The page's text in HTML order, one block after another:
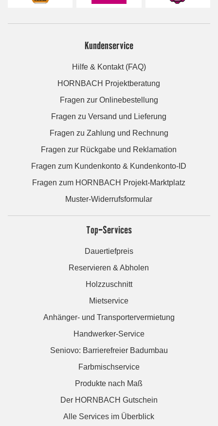
Kundenservice
Hilfe & Kontakt (FAQ)
HORNBACH Projektberatung
Fragen zur Onlinebestellung
Fragen zu Versand und Lieferung
Fragen zu Zahlung und Rechnung
Fragen zur Rückgabe und Reklamation
Fragen zum Kundenkonto & Kundenkonto-ID
Fragen zum HORNBACH Projekt-Marktplatz
Muster-Widerrufsformular
Top-Services
Dauertiefpreis
Reservieren & Abholen
Holzzuschnitt
Mietservice
Anhänger- und Transportervermietung
Handwerker-Service
Seniovo: Barrierefreier Badumbau
Farbmischservice
Produkte nach Maß
Der HORNBACH Gutschein
Alle Services im Überblick